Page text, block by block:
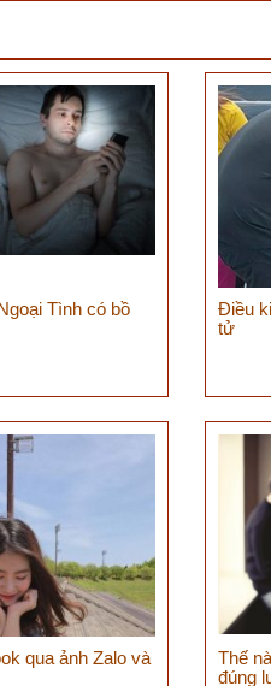
Tình có bồ
Điều
tử
qua ảnh Zalo và
Thế
đúng